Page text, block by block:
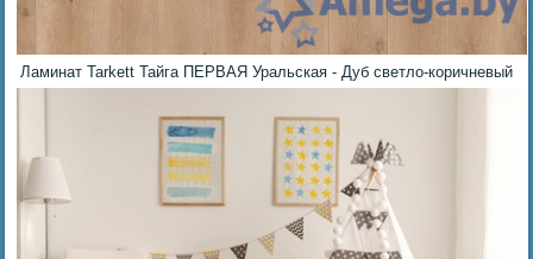
Ламинат Tarkett Тайга ПЕРВАЯ Уральская - Дуб светло-коричневый